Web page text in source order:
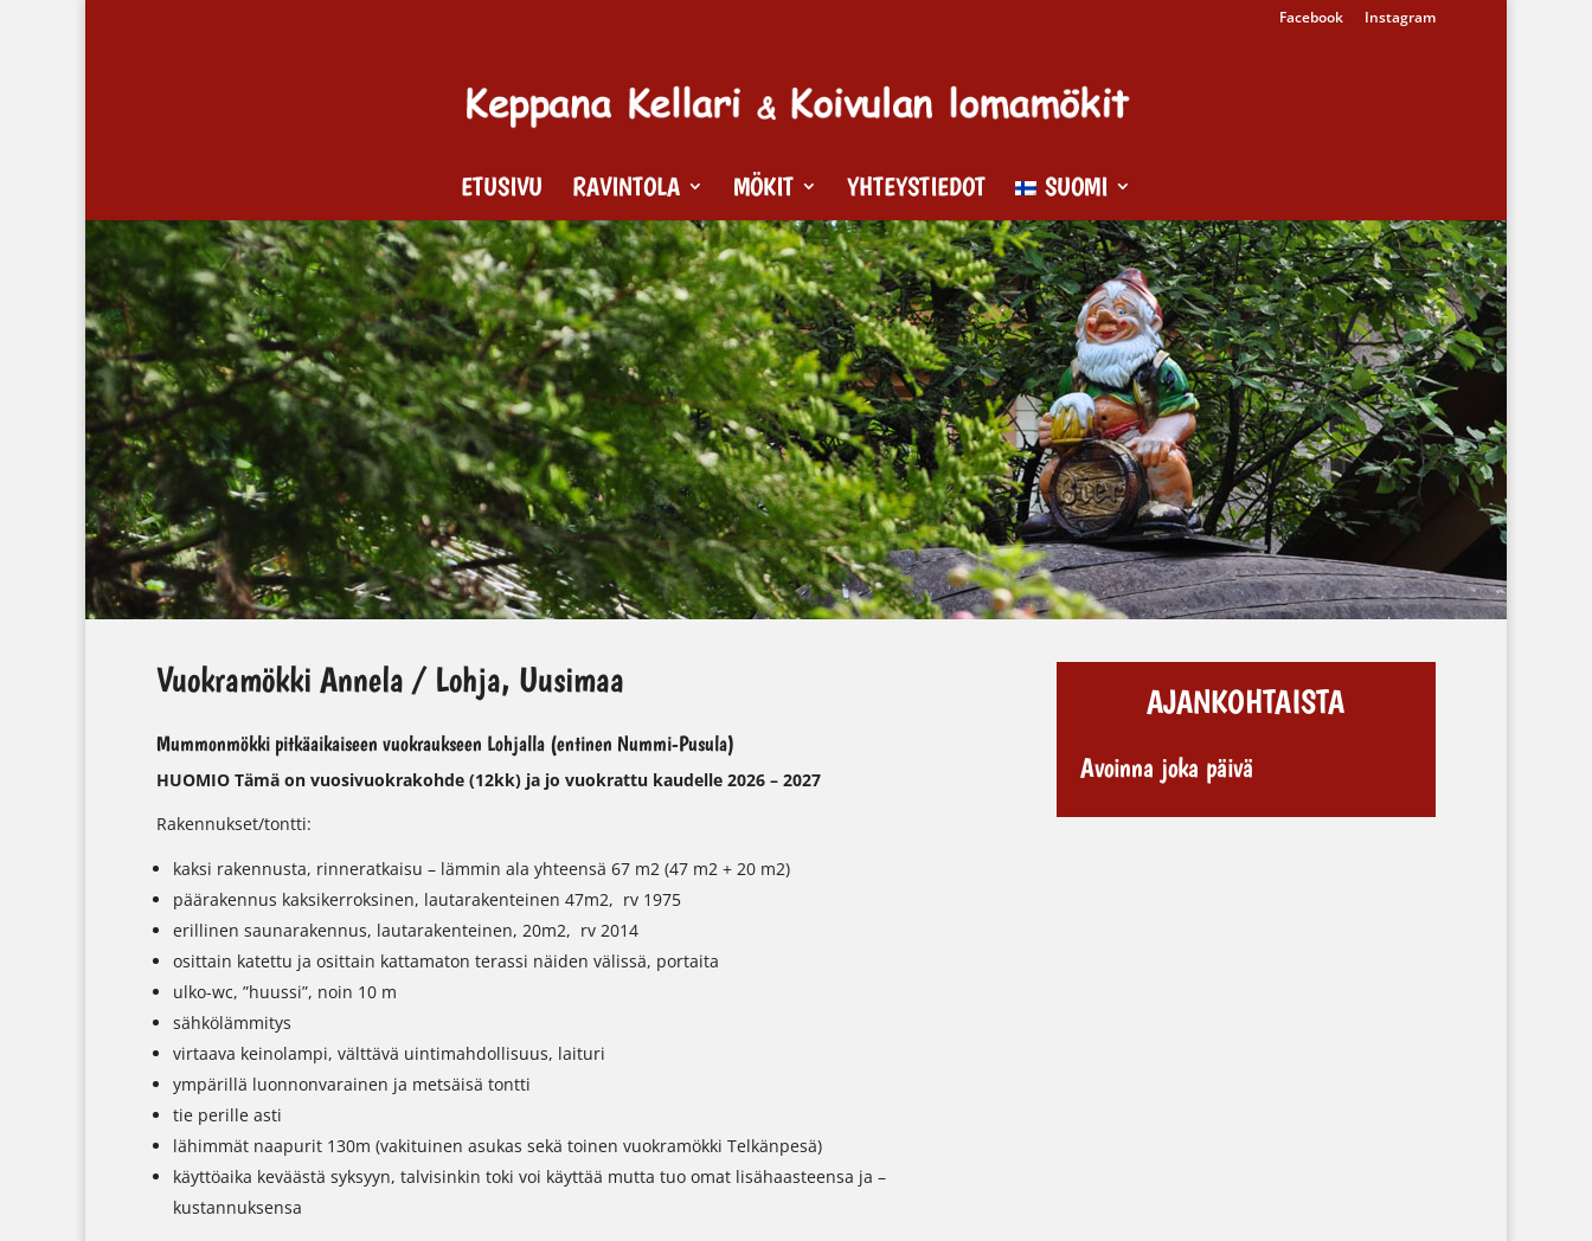
Facebook Instagram
ETUSIVU RAVINTOLA MÖKIT YHTEYSTIEDOT SUOMI
Vuokramökki Annela / Lohja, Uusimaa
Mummonmökki pitkäaikaiseen vuokraukseen Lohjalla (entinen Nummi-Pusula)
HUOMIO Tämä on vuosivuokrakohde (12kk) ja jo vuokrattu kaudelle 2026 – 2027
Rakennukset/tontti:
kaksi rakennusta, rinneratkaisu – lämmin ala yhteensä 67 m2 (47 m2 + 20 m2)
päärakennus kaksikerroksinen, lautarakenteinen 47m2, rv 1975
erillinen saunarakennus, lautarakenteinen, 20m2, rv 2014
osittain katettu ja osittain kattamaton terassi näiden välissä, portaita
ulko-wc, ”huussi”, noin 10 m
sähkölämmitys
virtaava keinolampi, välttävä uintimahdollisuus, laituri
ympärillä luonnonvarainen ja metsäisä tontti
tie perille asti
lähimmät naapurit 130m (vakituinen asukas sekä toinen vuokramökki Telkänpesä)
käyttöaika keväästä syksyyn, talvisinkin toki voi käyttää mutta tuo omat lisähaasteensa ja –
kustannuksensa
AJANKOHTAISTA
Avoinna joka päivä